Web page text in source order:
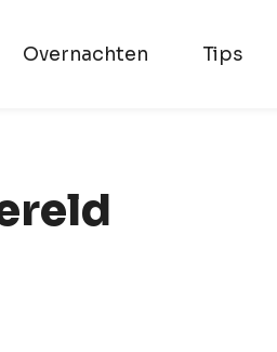
Overnachten Tips